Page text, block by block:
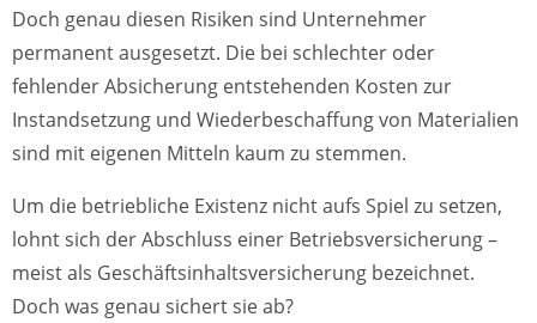
Doch genau diesen Risiken sind Unternehmer
permanent ausgesetzt. Die bei schlechter oder
fehlender Absicherung entstehenden Kosten zur
Instandsetzung und Wiederbeschaffung von Materialien
sind mit eigenen Mitteln kaum zu stemmen.
Um die betriebliche Existenz nicht aufs Spiel zu setzen,
lohnt sich der Abschluss einer Betriebsversicherung –
meist als Geschäftsinhaltsversicherung bezeichnet.
Doch was genau sichert sie ab?